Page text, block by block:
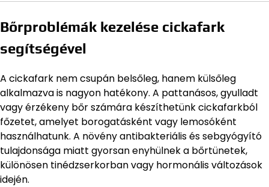
Bőrproblémák kezelése cickafark
segítségével
A cickafark nem csupán belsőleg, hanem külsőleg
alkalmazva is nagyon hatékony. A pattanásos, gyulladt
vagy érzékeny bőr számára készíthetünk cickafarkból
főzetet, amelyet borogatásként vagy lemosóként
használhatunk. A növény antibakteriális és sebgyógyító
tulajdonsága miatt gyorsan enyhülnek a bőrtünetek,
különösen tinédzserkorban vagy hormonális változások
idején.